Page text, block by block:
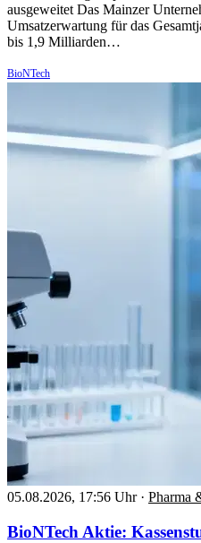
ausgeweitet Das Mainzer
Umsatzerwartung für das
bis 1,9 Milliarden…
BioNTech
05.08.2026, 17:56 Uhr · Pharma
BioNTech Aktie: